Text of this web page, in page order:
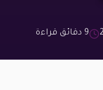
9 دقائق قراءة